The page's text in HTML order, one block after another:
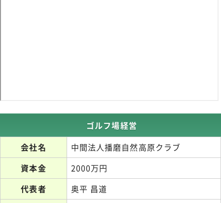
ゴルフ場経営
会社名
中間法人播磨自然高原クラブ
資本金
2000万円
代表者
奥平 昌道